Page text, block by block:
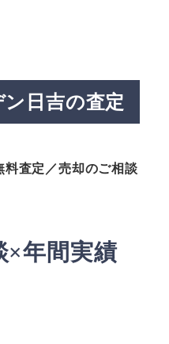
日吉の査定
料査定／売却のご相談
×年間実績